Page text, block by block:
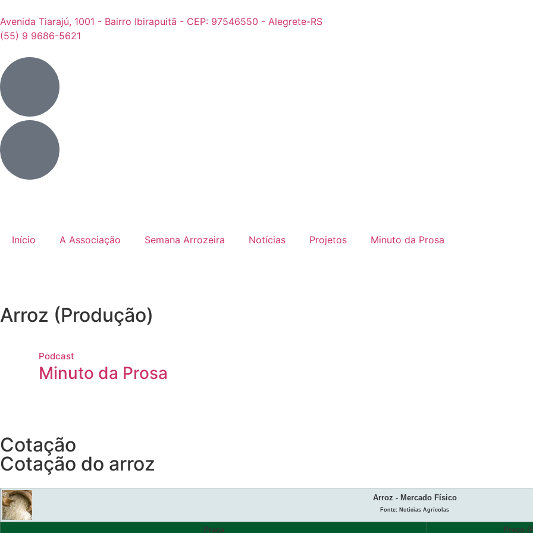
Avenida Tiarajú, 1001 - Bairro Ibirapuitã - CEP: 97546550 - Alegrete-RS
(55) 9 9686-5621
Início A Associação Semana Arrozeira Notícias Projetos Minuto da Prosa
Arroz (Produção)
Podcast
Minuto da Prosa
Cotação
Cotação do arroz
Arroz - Mercado Físico
Fonte: Notícias Agrícolas
Praça Preço